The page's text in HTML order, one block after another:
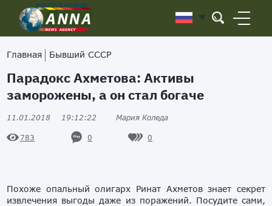
Главная Бывший СССР
Парадокс Ахметова: Активы
заморожены, а он стал богаче
11.01.2018 19:12:22 Мария Коледа
783 0 0
Похоже опальный олигарх Ринат Ахметов знает секрет
извлечения выгоды даже из поражений. Посудите сами,